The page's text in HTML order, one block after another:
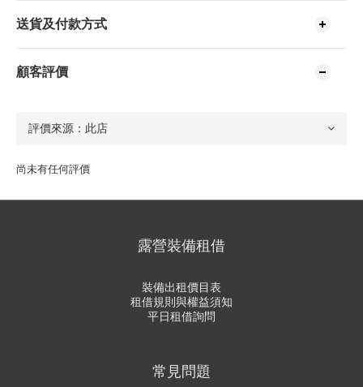
送貨及付款方式
顧客評價
尚未有任何評價
露營裝備租借
裝備出租價目表
租借規則與權益須知
平日租借詢問
常見問題